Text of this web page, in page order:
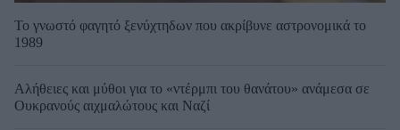
Το γνωστό φαγητό ξενύχτηδων που ακρίβυνε αστρονομικά το
1989
Αλήθειες και μύθοι για το «ντέρμπι του θανάτου» ανάμεσα σε
Ουκρανούς αιχμαλώτους και Ναζί